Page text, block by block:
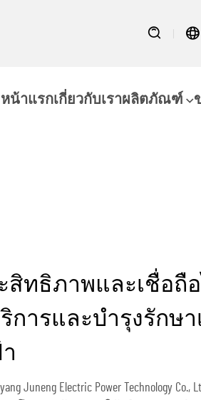
หน้าแรกเกี่ยวกับเราผลิตภัณฑ์
สิทธิภาพและเชื่อถื
การและบำรุงรักษา
Juneng Electric Power Technology